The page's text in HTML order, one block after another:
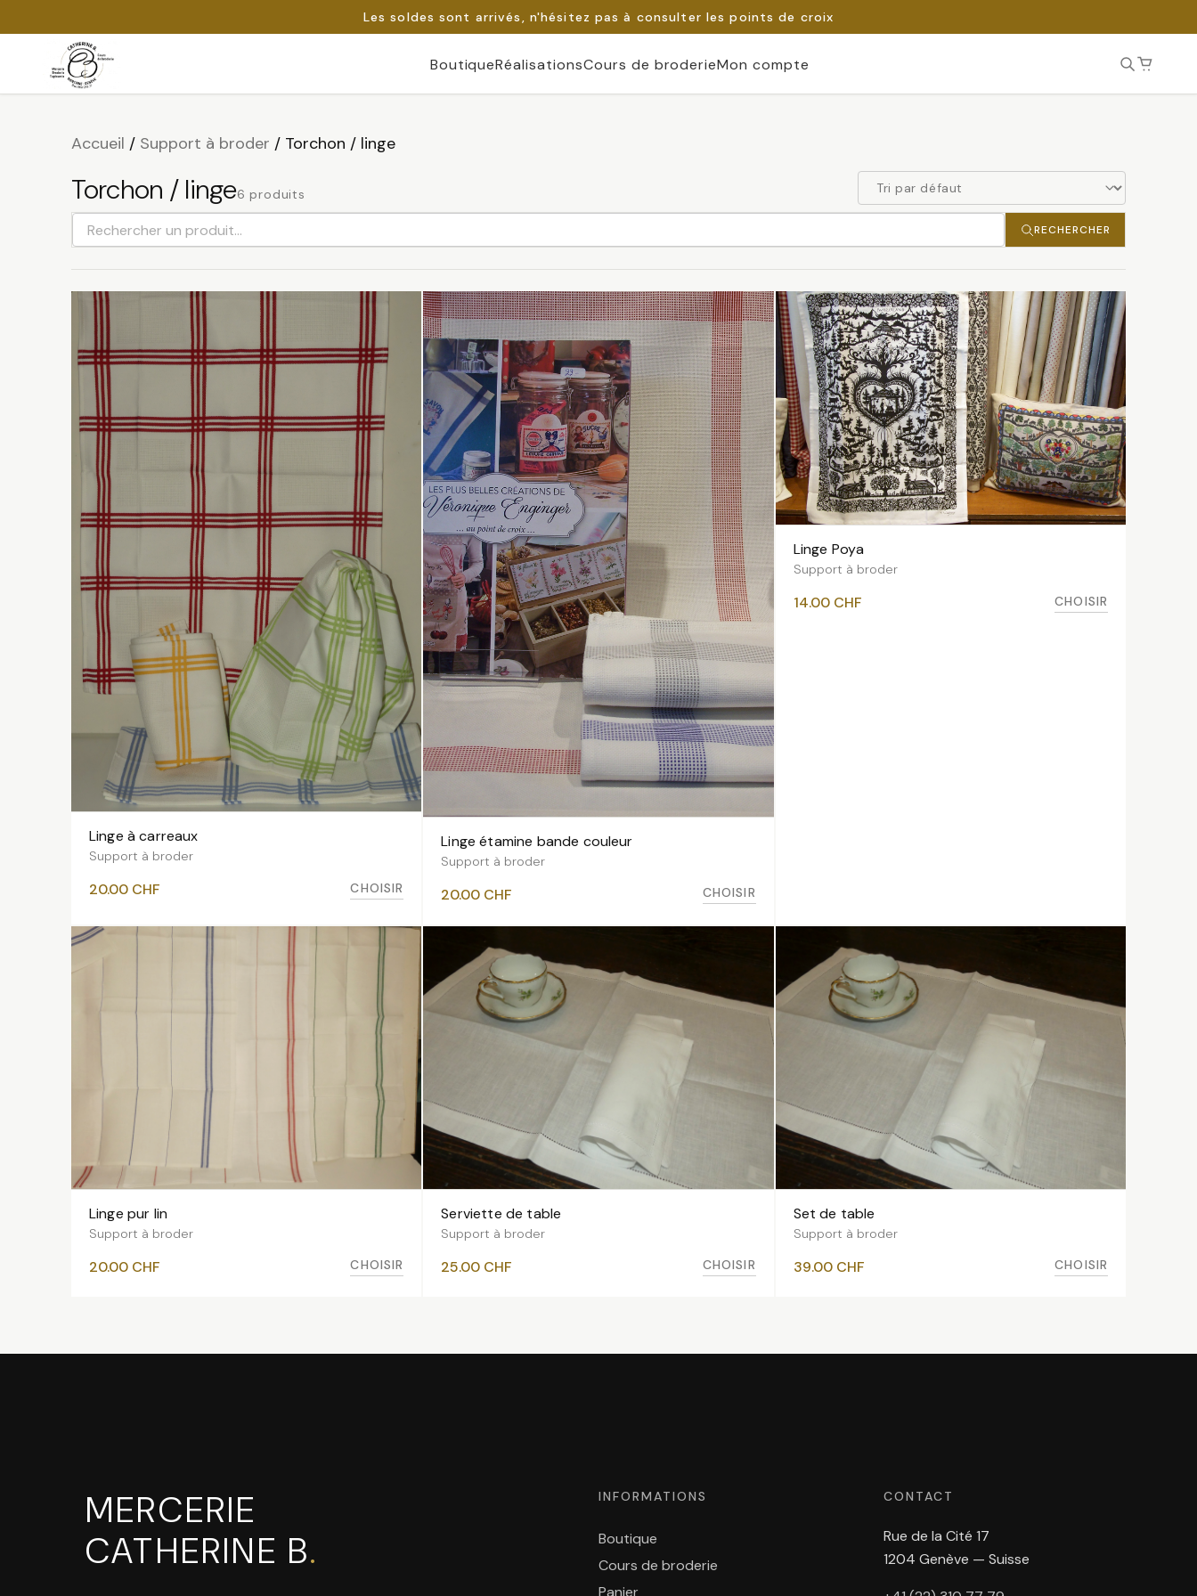
Les soldes sont arrivés, n'hésitez pas à consulter les points de croix
Passer
BoutiqueRéalisationsCours de broderieMon compte
Accueil / Support à broder / Torchon / linge
Torchon / linge6 produits
Rechercher
un
produit
RECHERCHER
VOIR LES VARIANTES
Linge à carreaux
Support à broder
20.00 CHF CHOISIR
VOIR LES VARIANTES
Linge étamine bande couleur
Support à broder
20.00 CHF CHOISIR
Linge Poya
Support à broder
14.00 CHF CHOISIR
Linge pur lin
Support à broder
20.00 CHF CHOISIR
VOIR LES VARIANTES
Serviette de table
Support à broder
25.00 CHF CHOISIR
Set de table
Support à broder
39.00 CHF CHOISIR
MERCERIE
CATHERINE B.
INFORMATIONS
Boutique
Cours de broderie
Panier
CONTACT
Rue de la Cité 17
1204 Genève — Suisse